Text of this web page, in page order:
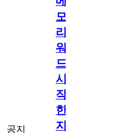
공지
모
리
워
드
시
작
한
지